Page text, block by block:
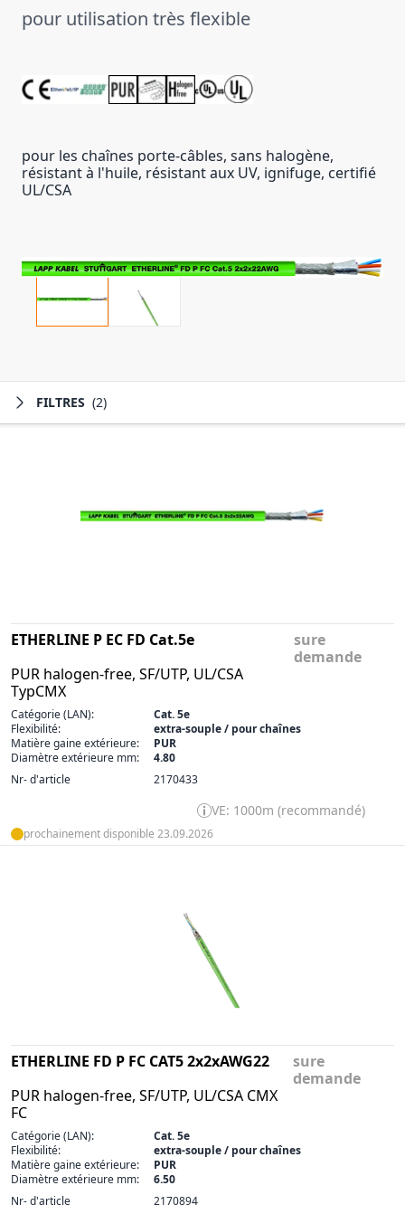
pour utilisation très flexible
pour les chaînes porte-câbles, sans halogène,
résistant à l'huile, résistant aux UV, ignifuge, certifié
UL/CSA
FILTRES (2)
ETHERLINE P EC FD Cat.5e
PUR halogen-free, SF/UTP, UL/CSA
TypCMX
sure
demande
Catégorie (LAN):
Cat. 5e
Flexibilité:
extra-souple / pour chaînes
Matière gaine extérieure:
PUR
Diamètre extérieure mm:
4.80
Nr- d'article
2170433
VE: 1000m (recommandé)
prochainement disponible 23.09.2026
ETHERLINE FD P FC CAT5 2x2xAWG22
PUR halogen-free, SF/UTP, UL/CSA CMX
FC
sure
demande
Catégorie (LAN):
Cat. 5e
Flexibilité:
extra-souple / pour chaînes
Matière gaine extérieure:
PUR
Diamètre extérieure mm:
6.50
Nr- d'article
2170894